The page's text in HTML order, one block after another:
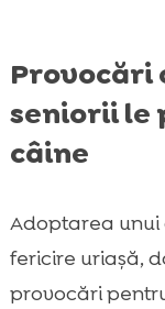
Provocări
seniorii le
câine
Adoptarea unui
fericire uriașă,
provocări